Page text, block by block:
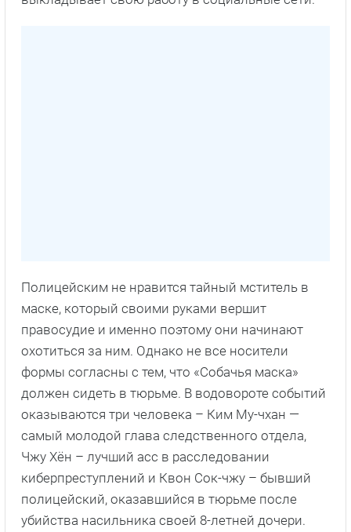
Полицейским не нравится тайный мститель в
маске, который своими руками вершит
правосудие и именно поэтому они начинают
охотиться за ним. Однако не все носители
формы согласны с тем, что «Собачья маска»
должен сидеть в тюрьме. В водовороте событий
оказываются три человека – Ким Му-чхан —
самый молодой глава следственного отдела,
Чжу Хён – лучший асс в расследовании
киберпреступлений и Квон Сок-чжу – бывший
полицейский, оказавшийся в тюрьме после
убийства насильника своей 8-летней дочери.